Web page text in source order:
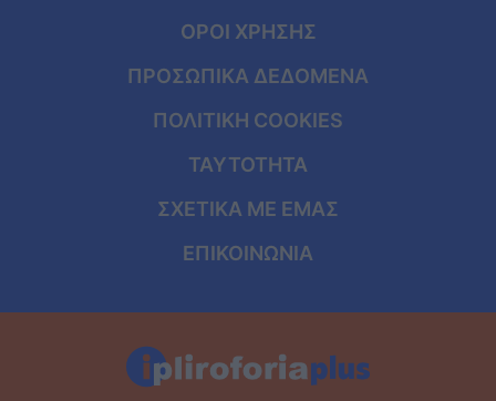
ΟΡΟΙ ΧΡΗΣΗΣ
ΠΡΟΣΩΠΙΚΑ ΔΕΔΟΜΕΝΑ
ΠΟΛΙΤΙΚΗ COOKIES
ΤΑΥΤΟΤΗΤΑ
ΣΧΕΤΙΚΑ ΜΕ ΕΜΑΣ
ΕΠΙΚΟΙΝΩΝΙΑ